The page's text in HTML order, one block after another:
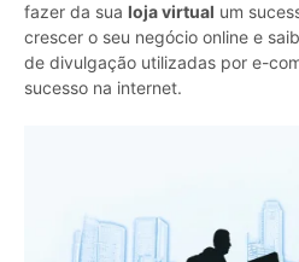
fazer da sua loja virtual um
crescer o seu negócio online e
de divulgação utilizadas por e-
sucesso na internet.